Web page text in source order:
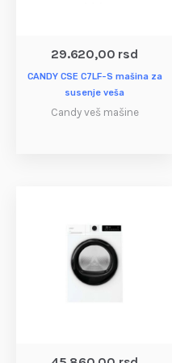
29.620,00 rsd
CANDY CSE C7LF-S mašina za
susenje veša
Candy veš mašine